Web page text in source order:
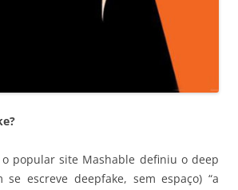
o popular site Mashable definiu o deep
escreve deepfake, sem espaço) “a